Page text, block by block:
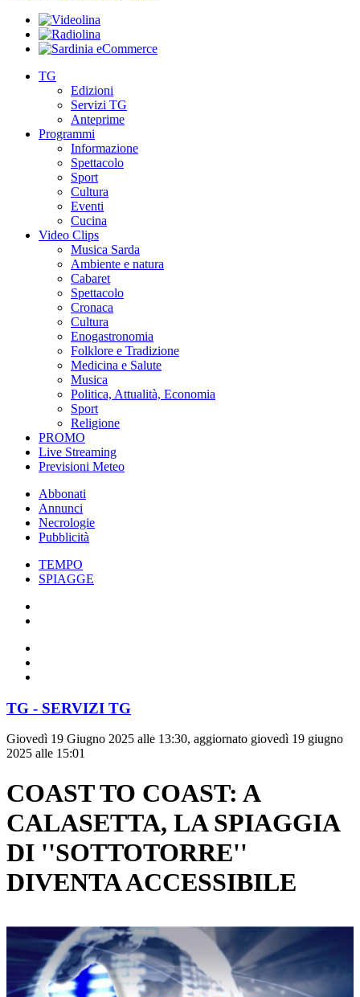
TG
Edizioni
Servizi TG
Anteprime
Programmi
Informazione
Spettacolo
Sport
Cultura
Eventi
Cucina
Video Clips
Musica Sarda
Ambiente e natura
Cabaret
Spettacolo
Cronaca
Cultura
Enogastronomia
Folklore e Tradizione
Medicina e Salute
Musica
Politica, Attualità, Economia
Sport
Religione
PROMO
Live Streaming
Previsioni Meteo
Abbonati
Annunci
Necrologie
Pubblicità
TEMPO
SPIAGGE
TG - SERVIZI TG
Giovedì 19 Giugno 2025 alle 13:30, aggiornato giovedì 19 giugno
2025 alle 15:01
COAST TO COAST: A
CALASETTA, LA SPIAGGIA
DI ''SOTTOTORRE''
DIVENTA ACCESSIBILE